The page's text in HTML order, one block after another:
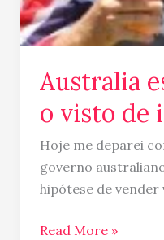
Australia
o visto de
Hoje me deparei
governo
hipótese de
Read More »